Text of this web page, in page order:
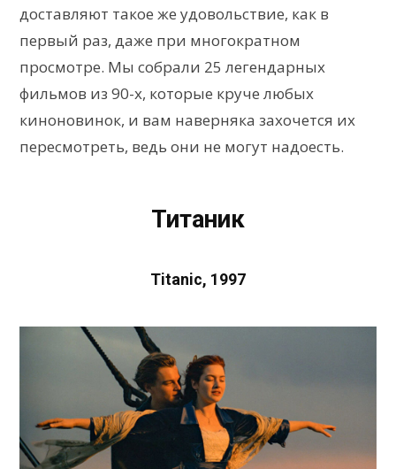
доставляют такое же удовольствие, как в
первый раз, даже при многократном
просмотре. Мы собрали 25 легендарных
фильмов из 90-х, которые круче любых
киноновинок, и вам наверняка захочется их
пересмотреть, ведь они не могут надоесть.
Титаник
Titanic, 1997